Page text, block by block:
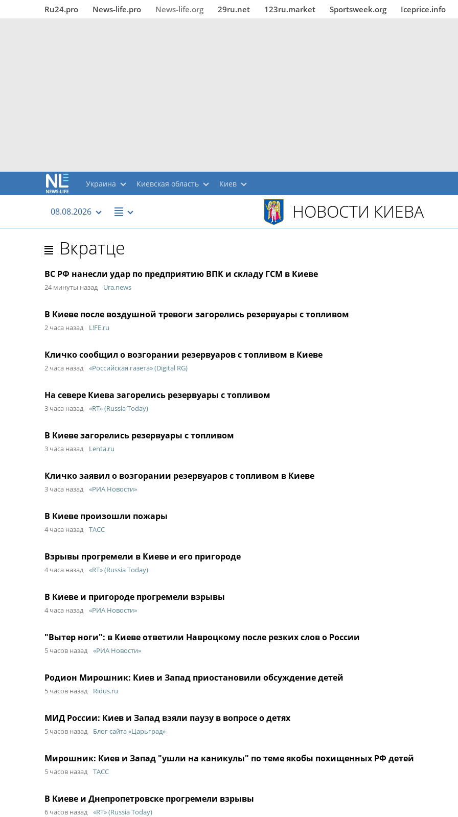
Ru24.pro News‑life.pro News‑life.org 29ru.net 123ru.market Sportsweek.org Iceprice.info
Украина Киевская область Киев
08.08.2026 НОВОСТИ КИЕВА
Вкратце
ВС РФ нанесли удар по предприятию ВПК и складу ГСМ в Киеве
24 минуты назад Ura.news
В Киеве после воздушной тревоги загорелись резервуары с топливом
2 часа назад L!FE.ru
Кличко сообщил о возгорании резервуаров с топливом в Киеве
2 часа назад «Российская газета» (Digital RG)
На севере Киева загорелись резервуары с топливом
3 часа назад «RT» (Russia Today)
В Киеве загорелись резервуары с топливом
3 часа назад Lenta.ru
Кличко заявил о возгорании резервуаров с топливом в Киеве
3 часа назад «РИА Новости»
В Киеве произошли пожары
4 часа назад ТАСС
Взрывы прогремели в Киеве и его пригороде
4 часа назад «RT» (Russia Today)
В Киеве и пригороде прогремели взрывы
4 часа назад «РИА Новости»
"Вытер ноги": в Киеве ответили Навроцкому после резких слов о России
5 часов назад «РИА Новости»
Родион Мирошник: Киев и Запад приостановили обсуждение детей
5 часов назад Ridus.ru
МИД России: Киев и Запад взяли паузу в вопросе о детях
5 часов назад Блог сайта «Царьград»
Мирошник: Киев и Запад "ушли на каникулы" по теме якобы похищенных РФ детей
5 часов назад ТАСС
В Киеве и Днепропетровске прогремели взрывы
6 часов назад «RT» (Russia Today)